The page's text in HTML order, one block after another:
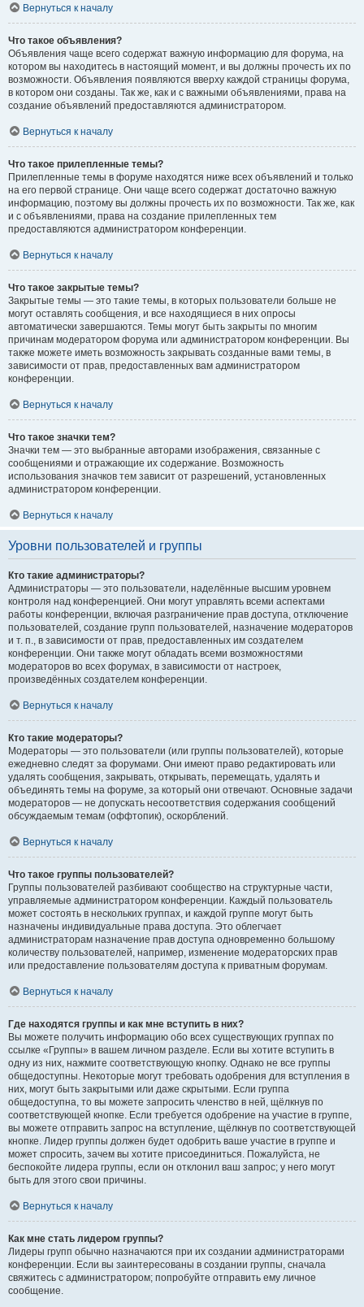
Вернуться к началу
Что такое объявления?
Объявления чаще всего содержат важную информацию для форума, на
котором вы находитесь в настоящий момент, и вы должны прочесть их по
возможности. Объявления появляются вверху каждой страницы форума,
в котором они созданы. Так же, как и с важными объявлениями, права на
создание объявлений предоставляются администратором.
Вернуться к началу
Что такое прилепленные темы?
Прилепленные темы в форуме находятся ниже всех объявлений и только
на его первой странице. Они чаще всего содержат достаточно важную
информацию, поэтому вы должны прочесть их по возможности. Так же, как
и с объявлениями, права на создание прилепленных тем
предоставляются администратором конференции.
Вернуться к началу
Что такое закрытые темы?
Закрытые темы — это такие темы, в которых пользователи больше не
могут оставлять сообщения, и все находящиеся в них опросы
автоматически завершаются. Темы могут быть закрыты по многим
причинам модератором форума или администратором конференции. Вы
также можете иметь возможность закрывать созданные вами темы, в
зависимости от прав, предоставленных вам администратором
конференции.
Вернуться к началу
Что такое значки тем?
Значки тем — это выбранные авторами изображения, связанные с
сообщениями и отражающие их содержание. Возможность
использования значков тем зависит от разрешений, установленных
администратором конференции.
Вернуться к началу
Уровни пользователей и группы
Кто такие администраторы?
Администраторы — это пользователи, наделённые высшим уровнем
контроля над конференцией. Они могут управлять всеми аспектами
работы конференции, включая разграничение прав доступа, отключение
пользователей, создание групп пользователей, назначение модераторов
и т. п., в зависимости от прав, предоставленных им создателем
конференции. Они также могут обладать всеми возможностями
модераторов во всех форумах, в зависимости от настроек,
произведённых создателем конференции.
Вернуться к началу
Кто такие модераторы?
Модераторы — это пользователи (или группы пользователей), которые
ежедневно следят за форумами. Они имеют право редактировать или
удалять сообщения, закрывать, открывать, перемещать, удалять и
объединять темы на форуме, за который они отвечают. Основные задачи
модераторов — не допускать несоответствия содержания сообщений
обсуждаемым темам (оффтопик), оскорблений.
Вернуться к началу
Что такое группы пользователей?
Группы пользователей разбивают сообщество на структурные части,
управляемые администратором конференции. Каждый пользователь
может состоять в нескольких группах, и каждой группе могут быть
назначены индивидуальные права доступа. Это облегчает
администраторам назначение прав доступа одновременно большому
количеству пользователей, например, изменение модераторских прав
или предоставление пользователям доступа к приватным форумам.
Вернуться к началу
Где находятся группы и как мне вступить в них?
Вы можете получить информацию обо всех существующих группах по
ссылке «Группы» в вашем личном разделе. Если вы хотите вступить в
одну из них, нажмите соответствующую кнопку. Однако не все группы
общедоступны. Некоторые могут требовать одобрения для вступления в
них, могут быть закрытыми или даже скрытыми. Если группа
общедоступна, то вы можете запросить членство в ней, щёлкнув по
соответствующей кнопке. Если требуется одобрение на участие в группе,
вы можете отправить запрос на вступление, щёлкнув по соответствующей
кнопке. Лидер группы должен будет одобрить ваше участие в группе и
может спросить, зачем вы хотите присоединиться. Пожалуйста, не
беспокойте лидера группы, если он отклонил ваш запрос; у него могут
быть для этого свои причины.
Вернуться к началу
Как мне стать лидером группы?
Лидеры групп обычно назначаются при их создании администраторами
конференции. Если вы заинтересованы в создании группы, сначала
свяжитесь с администратором; попробуйте отправить ему личное
сообщение.